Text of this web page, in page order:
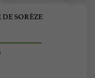
SORÈZE